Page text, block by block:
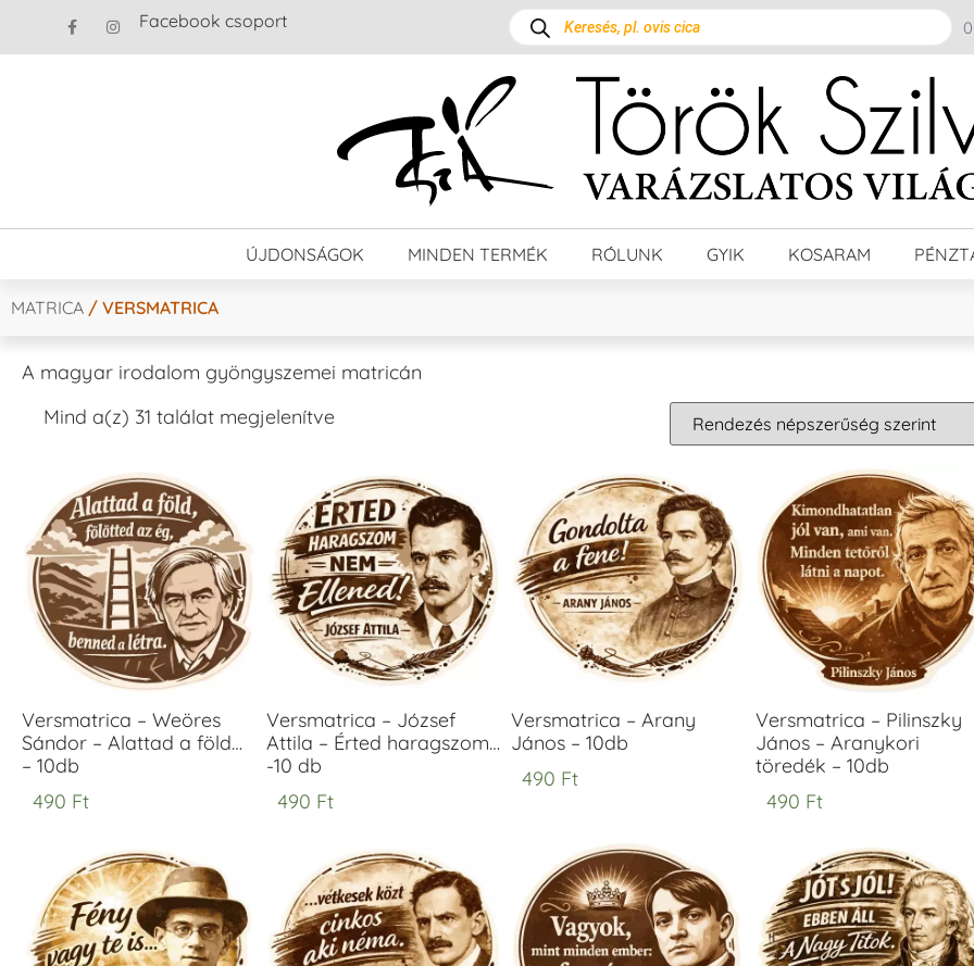
Facebook csoport
ÚJDONSÁGOK MINDEN TERMÉK RÓLUNK GYIK KOSARAM
MATRICA / VERSMATRICA
A magyar irodalom gyöngyszemei matricán
Mind a(z) 31 találat megjelenítve
Versmatrica – Weöres
Sándor – Alattad a föld…
– 10db
490 Ft
Versmatrica – József
Attila – Érted haragszom…
-10 db
490 Ft
Versmatrica – Arany
János – 10db
490 Ft
Versmatrica – Pilinszky
János – Aranykori
töredék – 10db
490 Ft